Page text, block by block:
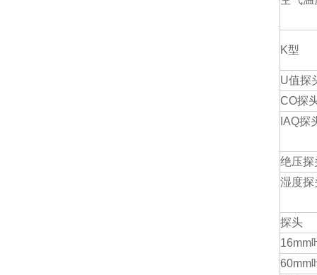
K型
U值探
CO探
IAQ探
绝压探
湿度探
探头
16mm
60mm